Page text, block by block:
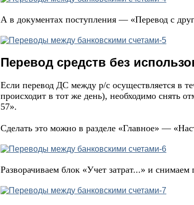
А в документах поступления — «Перевод с
Перевод средств без
Если перевод ДС между р/с осуществляется в
происходит в тот же день), необходимо снять
57».
Сделать это можно в разделе «Главное» —
Разворачиваем блок «Учет затрат...» и снимаем